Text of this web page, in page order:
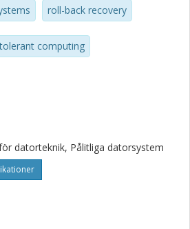
roll-back recovery
computing
datorteknik, Pålitliga datorsystem